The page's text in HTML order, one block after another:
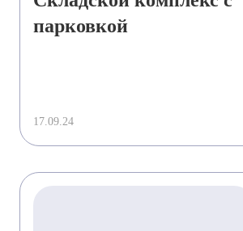
парковкой
17.09.24